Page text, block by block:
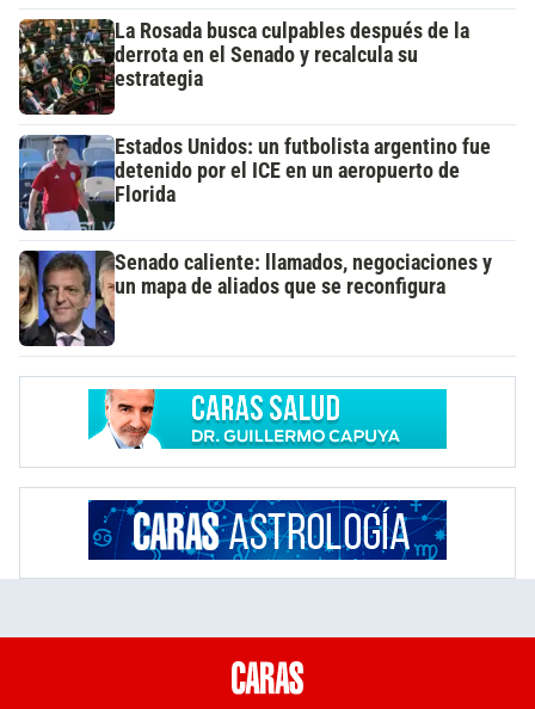
La Rosada busca culpables después de la
derrota en el Senado y recalcula su
estrategia
Estados Unidos: un futbolista argentino fue
detenido por el ICE en un aeropuerto de
Florida
Senado caliente: llamados, negociaciones y
un mapa de aliados que se reconfigura